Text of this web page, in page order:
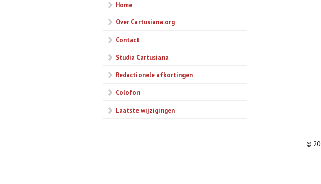
Home
Over Cartusiana.org
Contact
Studia Cartusiana
Redactionele afkortingen
Colofon
Laatste wijzigingen
©